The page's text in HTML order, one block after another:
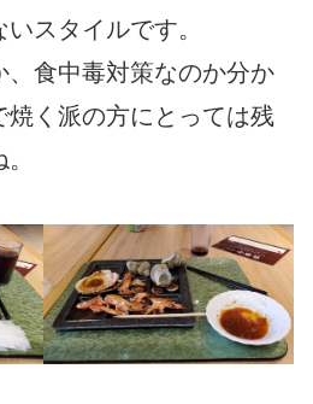
スタイルです。
、食中毒対策なのか分か
焼く派の方にとっては残